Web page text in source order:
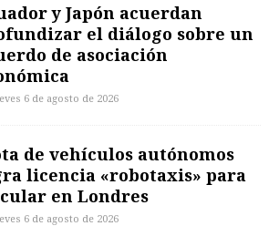
y Japón acuerdan
el diálogo sobre un
de asociación
6 de agosto de 2026
de vehículos autónomos
licencia «robotaxis» para
en Londres
6 de agosto de 2026